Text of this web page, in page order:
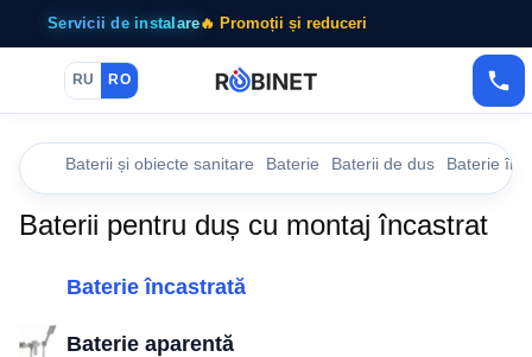
Servicii de instalare🔥 Promoții și reduceri
RU RO
Baterii și obiecte sanitare Baterie Baterii de dus Baterie
Baterii pentru duș cu montaj încastrat
Baterie încastrată
Baterie aparentă